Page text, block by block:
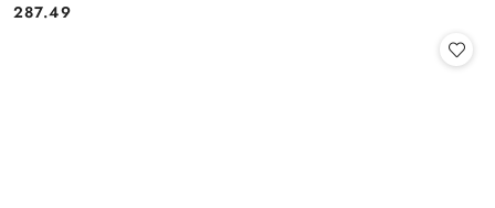
Cena:
287.49